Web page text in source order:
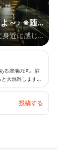
よ～♪ ※随
身近に感じる
ーの自分で
な～」と思
での更新と
ます。 あ
日でした。
る濃溝の滝。 駐
大混雑しますの
滝の奥に光を挿
バスツアーで日没